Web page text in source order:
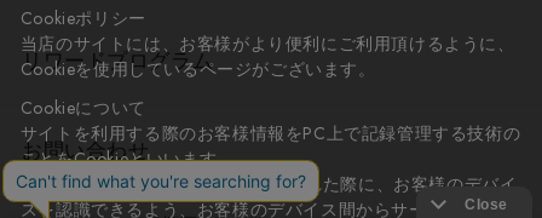
リワードプログラム
お問い合わせ
Cookieポリシー
当店のサイトには、お客様がより便利にご利用頂けるように、
Cookieを使用しているページがございます。
Cookieについて
サイトを利用する際のお客様情報をPC上で記録管理する技術の
ことをCookieといいます。
Cookieはお客様がサイトを再訪問された際に、お客様のデバイ
スを認識できるよう、お客様のデバイス間からサーバーへ送り